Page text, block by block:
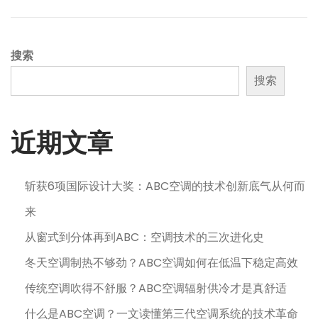
日
搜索
搜索
近期文章
斩获6项国际设计大奖：ABC空调的技术创新底气从何而
来
从窗式到分体再到ABC：空调技术的三次进化史
冬天空调制热不够劲？ABC空调如何在低温下稳定高效
传统空调吹得不舒服？ABC空调辐射供冷才是真舒适
什么是ABC空调？一文读懂第三代空调系统的技术革命